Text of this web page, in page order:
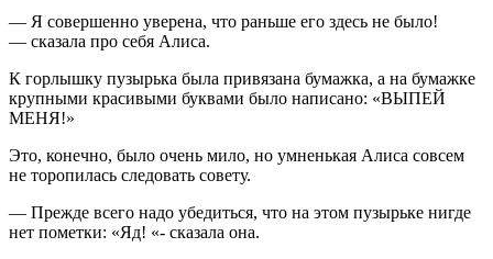
— Я совершенно уверена, что раньше его здесь не было!
— сказала про себя Алиса.
К горлышку пузырька была привязана бумажка, а на бумажке
крупными красивыми буквами было написано: «ВЫПЕЙ
МЕНЯ!»
Это, конечно, было очень мило, но умненькая Алиса совсем
не торопилась следовать совету.
— Прежде всего надо убедиться, что на этом пузырьке нигде
нет пометки: «Яд! «- сказала она.